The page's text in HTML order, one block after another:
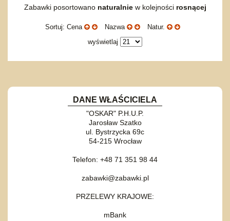
Zabawki posortowano naturalniew kolejności rosnącej
Sortuj: Cena Nazwa
Natur.
wyświetlaj
DANE WŁAŚCICIELA
"OSKAR" P.H.U.P.
Jarosław Szatko
ul. Bystrzycka 69c
54-215 Wrocław
Telefon: +48 71 351 98 44
zabawki@zabawki.pl
PRZELEWY KRAJOWE:
mBank